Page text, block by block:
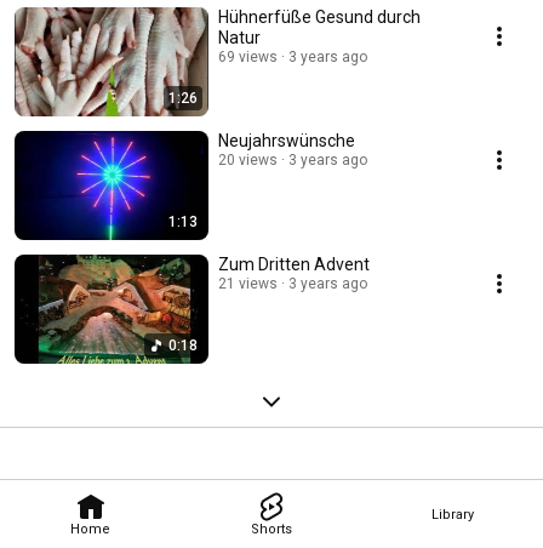
Home Shorts
Library
1:26
Hühnerfüße Gesund durch
Natur
69 views 3 years ago
1:13
Neujahrswünsche
20 views 3 years ago
0:18
Zum Dritten Advent
21 views 3 years ago